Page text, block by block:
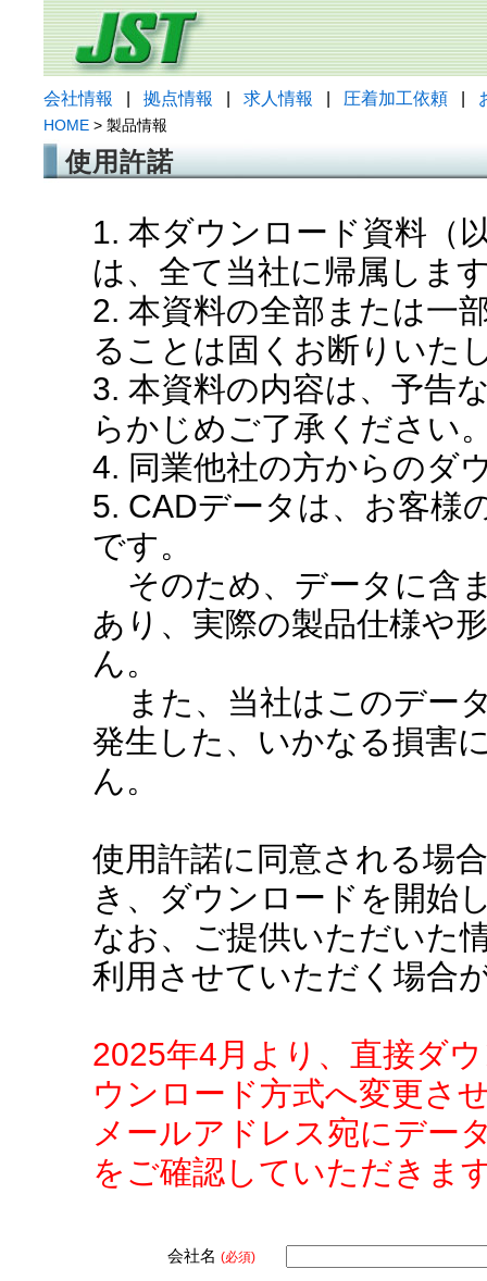
会社情報 拠点情報 求人情報 圧着加工依頼
HOME > 製品情報
使用許諾
1. 本ダウンロード資料（
は、全て当社に帰属しま
2. 本資料の全部または一
ることは固くお断りいた
3. 本資料の内容は、予告
らかじめご了承ください
4. 同業他社の方からのダ
5. CADデータは、お客様
です。
そのため、データに含
あり、実際の製品仕様や
ん。
また、当社はこのデー
発生した、いかなる損害
ん。
使用許諾に同意される場
き、ダウンロードを開始
なお、ご提供いただいた
利用させていただく場合
2025年4月より、直接ダ
ウンロード方式へ変更さ
メールアドレス宛にデー
をご確認していただきま
会社名 (必須)